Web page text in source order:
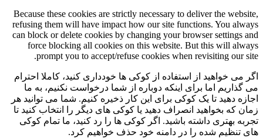
Because these cookies are strictly necessary to deliver the website,
refusing them will have impact how our site functions. You always
can block or delete cookies by changing your browser settings and
force blocking all cookies on this website. But this will always
prompt you to accept/refuse cookies when revisiting our site.
اگر می خواهید از استفاده از کوکی ها خودداری کنید، کاملا احترام
می گذاریم اما برای اینکه دوباره از شما درخواست نکنیم، به ما
اجازه دهید تا یک کوکی برای این کار ذخیره کنیم. شما می توانید هر
زمان که بخواهید انصراف دهید یا کوکی های دیگر را انتخاب کنید تا
تجربه بهتری داشته باشید. اگر کوکی ها را رد کنید، ما تمام کوکی
های تنظیم شده را در دامنه خود حذف خواهیم کرد.